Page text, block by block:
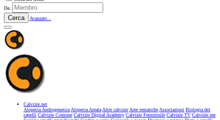
Da:
Cerca Avanzate...
Calvizie.net
Alopecia AndrogeneticaAlopecia AreataAltre calvizieAree tematicheAssociazioni Biologia dei
capelli Calvizie Comune Calvizie Digital Academy Calvizie Femminile Calvizie TV Calvizie.net